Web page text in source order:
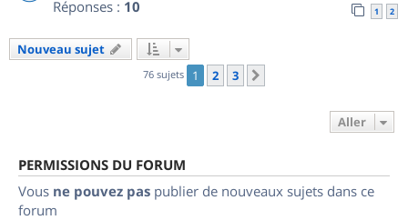
Réponses : 10 1 2
Nouveau sujet
76 sujets 1 2 3
Aller
PERMISSIONS DU FORUM
Vous ne pouvez pas publier de nouveaux sujets dans ce
forum